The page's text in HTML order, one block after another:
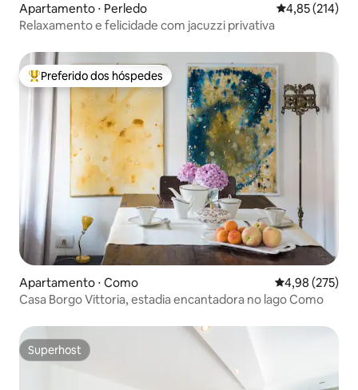
Apartamento ⋅ Perledo 4,85 de uma
4,85 (214)
Relaxamento e felicidade com jacuzzi privativa
Entre os melhores preferidos dos hóspedes
Preferido dos hóspedes
Apartamento ⋅ Como 4,98 de uma
4,98 (275)
Casa Borgo Vittoria, estadia encantadora no lago Como
Superhost
Superhost